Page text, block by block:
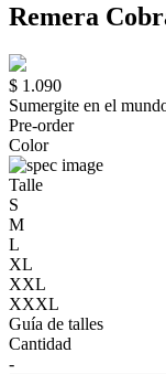
Remera
$ 1.090
Sumergite en el
Pre-order
Color
Talle
S
M
L
XL
XXL
XXXL
Guía de talles
Cantidad
-